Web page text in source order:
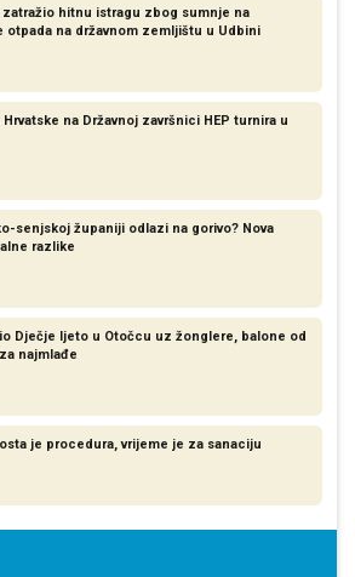
hitnu istragu zbog sumnje na
otpada na državnom zemljištu u Udbini
na Državnoj završnici HEP turnira u
senjskoj županiji odlazi na gorivo? Nova
razlike​
Dječje ljeto u Otočcu uz žonglere, balone od
najmlađe
je procedura, vrijeme je za sanaciju